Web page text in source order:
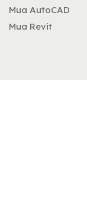
Mua AutoCAD
Mua Revit